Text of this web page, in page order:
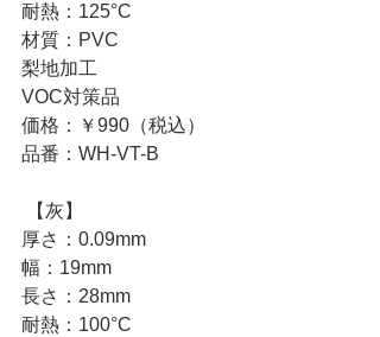
耐熱：125°C
材質：PVC
梨地加工
VOC対策品
価格：￥990（税込）
品番：WH-VT-B
【灰】
厚さ：0.09mm
幅：19mm
長さ：28mm
耐熱：100°C